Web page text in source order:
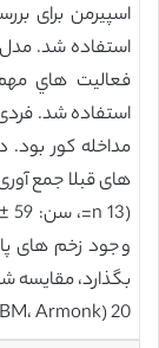
اسپیرمن برای
استفاده شد.
فعاليت هاي
استفاده شد.
مداخله کور
های قبلا جمع
وجود زخم های
20 (IBM، Armonk، نیویورک، ایالات متحده آمریکا) انجام شد.